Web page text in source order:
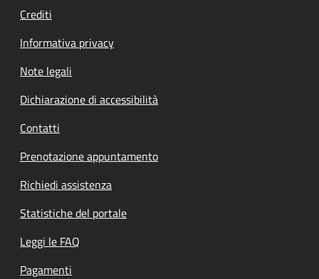
Crediti
Informativa privacy
Note legali
Dichiarazione di accessibilità
Contatti
Prenotazione appuntamento
Richiedi assistenza
Statistiche del portale
Leggi le FAQ
Pagamenti